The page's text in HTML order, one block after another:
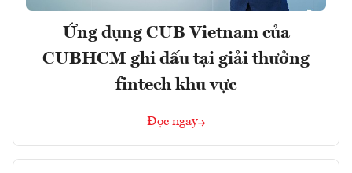
Ứng dụng CUB Vietnam của
CUBHCM ghi dấu tại giải thưởng
fintech khu vực
Đọc ngay